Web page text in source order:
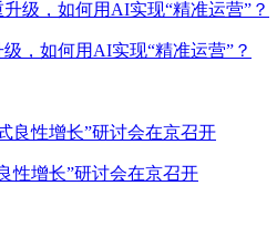
，如何用AI实现“精准运营”？
性增长”研讨会在京召开